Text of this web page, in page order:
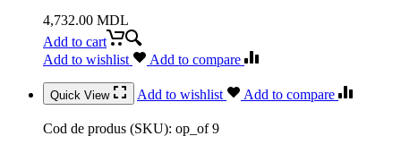
4,732.00 MDL
Add to cart
Add to wishlist
Add to compare
Quick View Add to wishlist Add to compare
Cod de produs (SKU): op_of 9